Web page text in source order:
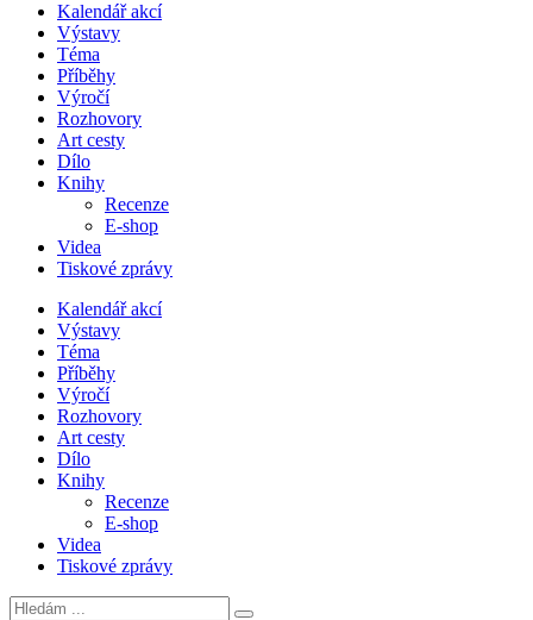
Kalendář akcí
Výstavy
Téma
Příběhy
Výročí
Rozhovory
Art cesty
Dílo
Knihy
Recenze
E-shop
Videa
Tiskové zprávy
Kalendář akcí
Výstavy
Téma
Příběhy
Výročí
Rozhovory
Art cesty
Dílo
Knihy
Recenze
E-shop
Videa
Tiskové zprávy